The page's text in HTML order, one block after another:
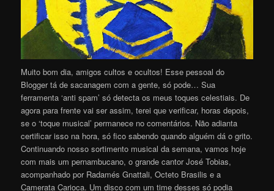
Muito bom dia, amigos cultos e ocultos! Esse pessoal do
Blogger tá de sacanagem com a gente, só pode… Sua
ferramenta ‘anti spam’ só detecta os meus toques celestiais. De
agora para frente vai ser assim, terei que verificar, horas depois,
se o ‘toque musical’ permanece no comentários. Não adianta
certificar isso na hora, só fico sabendo quando alguém dá o grito.
Continuando nosso sortimento musical da semana, vamos hoje
com mais um pernambucano, o grande cantor José Tobias,
acompanhado por Radamés Gnattali, Octeto Brasilis e a
Camerata Carioca. Um disco com um time desses só podia